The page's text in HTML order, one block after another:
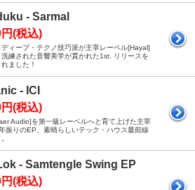
- Sarmal
(税込)
ィープ・テクノ技巧派が主宰レーベル[Hayal]
洗練された音響美学が貫かれた1st. リリースを
ました！
- ICI
(税込)
Audio]を第一級レーベルへと育て上げた主宰
振りのEP、素晴らしいテック・ハウス最前線
- Samtengle Swing EP
(税込)